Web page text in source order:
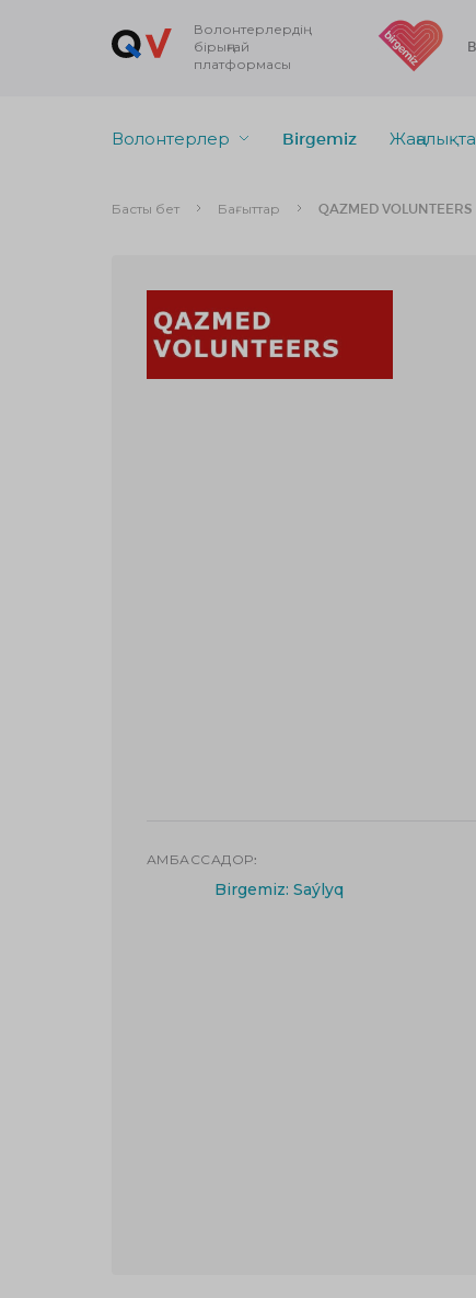
Волонтерлердің
бірыңғай
платформасы
Волонтерлер Birgemiz
Басты бет Бағыттар QAZMED VOLUNTEERS
АМБАССАДОР:
Birgemiz: Saýlyq